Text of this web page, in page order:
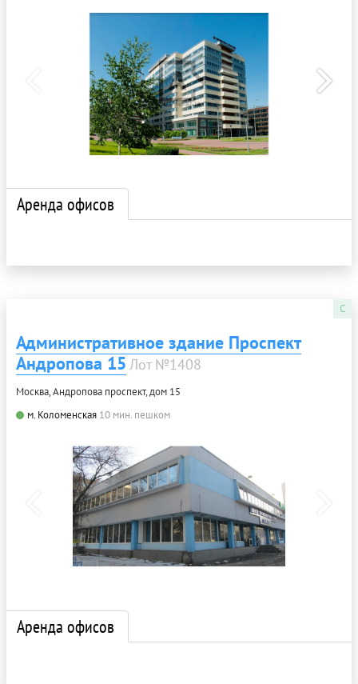
Аренда офисов
C
Административное здание Проспект
Андропова 15 Лот №1408
Москва, Андропова проспект, дом 15
м. Коломенская 10 мин. пешком
Аренда офисов